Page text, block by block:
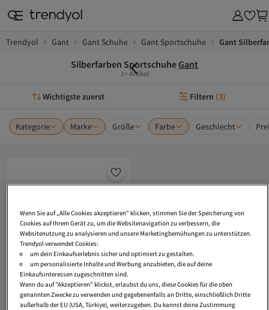
Trendyol Gant Gant Schuhe Gant Sportschuhe Gant
Silberfarben Sportschuhe Gant
1+ Artikel
Wichtigste zuerst Filtern (3)
Kategorie Marke Größe Farbe Geschlecht
Wenn Sie auf „Alle Cookies akzeptieren“ klicken, stimmen Sie der Speicherung von
Cookies auf Ihrem Gerät zu, um die Websitenavigation zu verbessern, die
Websitenutzung zu analysieren und unsere Marketingbemühungen zu unterstützen.
Trendyol verwendet Cookies:
um dein Einkaufserlebnis sicher und optimiert zu gestalten.
um personalisierte Inhalte und Werbung anzubieten, die auf deine
Einkaufsinteressen zugeschnitten sind.
Wenn du auf "Akzeptieren" klickst, erlaubst du uns, diese Cookies für die oben
genannten Zwecke zu verwenden und gegebenenfalls an Dritte, einschließlich Dritte
außerhalb der EU (USA, Türkiye), weiterzugeben. Du kannst deine Zustimmung